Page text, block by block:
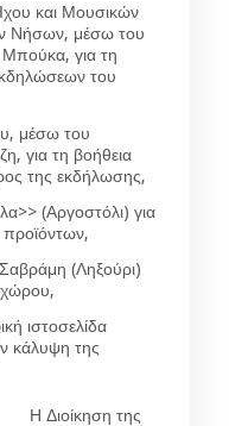
και Μουσικών
Νήσων, μέσω του
για τη
του
μέσω του
για τη βοήθεια
της εκδήλωσης,
(Αργοστόλι) για
(Ληξούρι)
χώρου,
ιστοσελίδα
κάλυψη της
της